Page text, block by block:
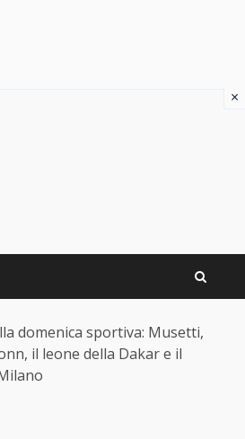
domenica sportiva: Musetti,
il leone della Dakar e il
×